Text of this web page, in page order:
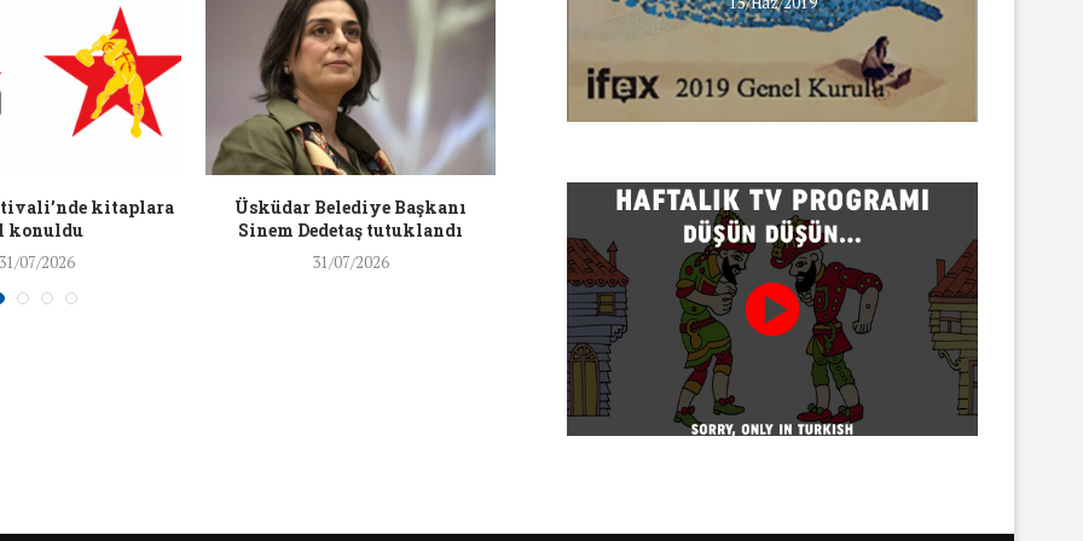
kitaplara
konuldu
31/07/2026
Üsküdar Belediye Başkanı
Sinem Dedetaş tutuklandı
31/07/2026
erişim engeli
Gazeteci Sema Bingöl ve
30/07/2026
26/Şub/2018